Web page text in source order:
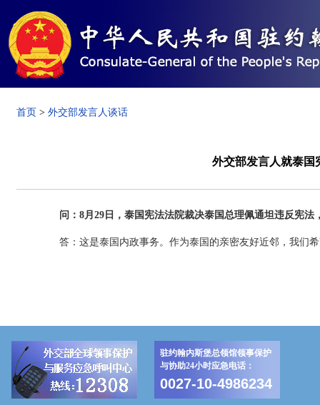
首页 > 外交部发言人谈话
外交部发言人就泰国
问：8月29日，泰国宪法法院裁决泰国总理佩通坦违反宪
答：这是泰国内政事务。作为泰国的亲密友好近邻，我们
驻约翰内斯堡总领馆领事保护
与协助24小时应急电话：
0027-10-4986234